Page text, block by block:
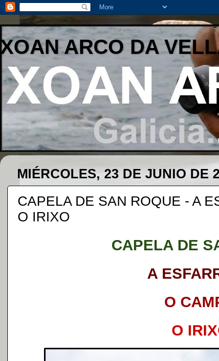
XOAN ARCO DA
MIÉRCOLES, 23 DE JUNIO DE
CAPELA DE SAN ROQUE - A
O IRIXO
CAPELA DE
A
O
O